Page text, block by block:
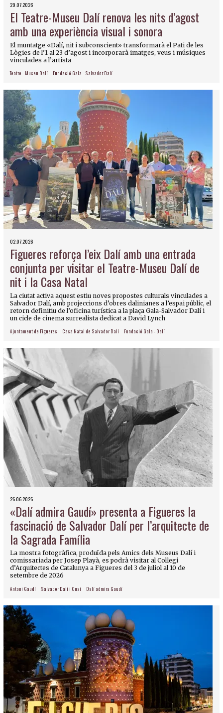
29.07.2026
El Teatre-Museu Dalí renova les nits d’agost
amb una experiència visual i sonora
El muntatge «Dalí, nit i subconscient» transformarà el Pati de les
Lògies de l’1 al 23 d’agost i incorporarà imatges, veus i músiques
vinculades a l’artista
Teatre - Museu Dalí Fundació Gala - Salvador Dalí
02.07.2026
Figueres reforça l’eix Dalí amb una entrada
conjunta per visitar el Teatre-Museu Dalí de
nit i la Casa Natal
La ciutat activa aquest estiu noves propostes culturals vinculades a
Salvador Dalí, amb projeccions d’obres dalinianes a l’espai públic, el
retorn definitiu de l’oficina turística a la plaça Gala-Salvador Dalí i
un cicle de cinema surrealista dedicat a David Lynch
Ajuntament de Figueres Casa Natal de Salvador Dalí Fundació Gala - Dalí
26.06.2026
«Dalí admira Gaudí» presenta a Figueres la
fascinació de Salvador Dalí per l’arquitecte de
la Sagrada Família
La mostra fotogràfica, produïda pels Amics dels Museus Dalí i
comissariada per Josep Playà, es podrà visitar al Col·legi
d’Arquitectes de Catalunya a Figueres del 3 de juliol al 10 de
setembre de 2026
Antoni Gaudí Salvador Dalí i Cusí Dalí admira Gaudí